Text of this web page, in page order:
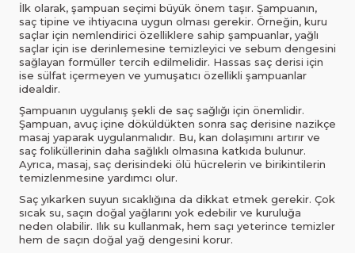
İlk olarak, şampuan seçimi büyük önem taşır. Şampuanın,
saç tipine ve ihtiyacına uygun olması gerekir. Örneğin, kuru
saçlar için nemlendirici özelliklere sahip şampuanlar, yağlı
saçlar için ise derinlemesine temizleyici ve sebum dengesini
sağlayan formüller tercih edilmelidir. Hassas saç derisi için
ise sülfat içermeyen ve yumuşatıcı özellikli şampuanlar
idealdir.
Şampuanın uygulanış şekli de saç sağlığı için önemlidir.
Şampuan, avuç içine döküldükten sonra saç derisine nazikçe
masaj yaparak uygulanmalıdır. Bu, kan dolaşımını artırır ve
saç foliküllerinin daha sağlıklı olmasına katkıda bulunur.
Ayrıca, masaj, saç derisindeki ölü hücrelerin ve birikintilerin
temizlenmesine yardımcı olur.
Saç yıkarken suyun sıcaklığına da dikkat etmek gerekir. Çok
sıcak su, saçın doğal yağlarını yok edebilir ve kuruluğa
neden olabilir. Ilık su kullanmak, hem saçı yeterince temizler
hem de saçın doğal yağ dengesini korur.